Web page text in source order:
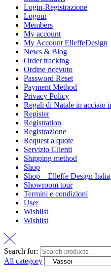
Login-Registrazione
Logout
Members
My account
My Account ElleffeDesign
News & Blog
Order tracking
Ordine ricevuto
Password Reset
Payment Method
Privacy Policy
Regali di Natale in acciaio
Register
Registration
Registrazione
Request a quote
Servizio Clienti
Shipping method
Shop
Shop – Elleffe Design
Showroom tour
Termini e condizioni
User
Wishlist
Wishlist
Search for:
All category